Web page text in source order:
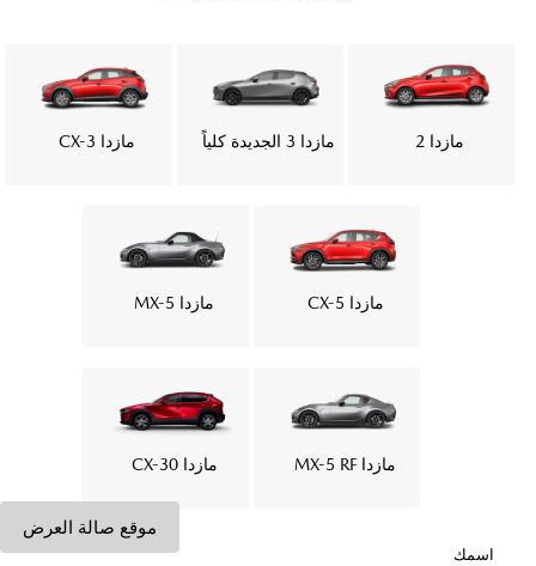
موقع صالة العرض
مازدا 2 مازدا 3 الجديدة كلياً مازدا CX-3
مازدا CX-5 مازدا MX-5
مازدا MX-5 RF مازدا CX-30
اسمك